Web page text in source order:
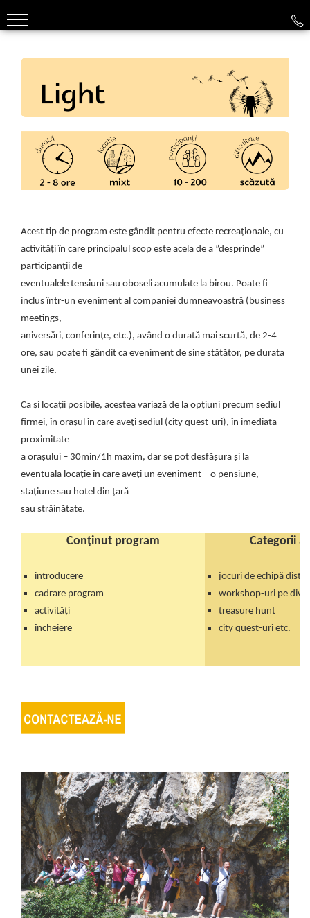
Rafting
Via Ferrata
Explorare Peșteri
Outdoor Package
Membrii echipei
Acest tip de program este gândit pentru efecte recreaționale, cu
activități în care principalul scop este acela de a ”desprinde”
participanții de
eventualele tensiuni sau oboseli acumulate la birou. Poate fi
inclus într-un eveniment al companiei dumneavoastră (business
meetings,
aniversări, conferințe, etc.), având o durată mai scurtă, de 2-4
ore, sau poate fi gândit ca eveniment de sine stătător, pe durata
unei zile.
Ca și locații posibile, acestea variază de la opțiuni precum sediul
firmei, în orașul în care aveți sediul (city quest-uri), în imediata
proximitate
a orașului – 30min/1h maxim, dar se pot desfășura și la
eventuala locație în care aveți un eveniment – o pensiune,
stațiune sau hotel din țară
sau străinătate.
Conținut program Categorii
introducere
cadrare program
activități
încheiere
jocuri de echipă
workshop-uri pe
treasure hunt
city quest-uri etc.